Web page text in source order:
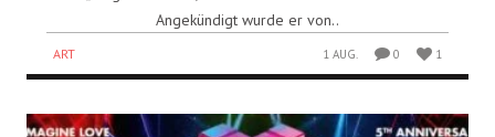
Angekündigt wurde er von..
ART 1 AUG. 0 1